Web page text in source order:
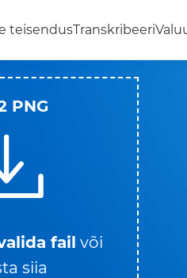
teisendusTranskribeeri
PNG
fail või
siia